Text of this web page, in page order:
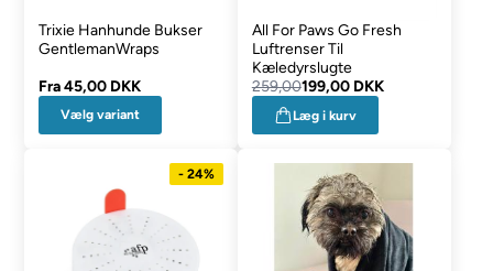
Trixie Hanhunde Bukser
GentlemanWraps
Fra45,00 DKK
Vælg variant
All For Paws Go Fresh
Luftrenser Til
Kæledyrslugte
259,00199,00 DKK
Læg i kurv
- 24%